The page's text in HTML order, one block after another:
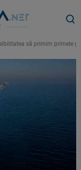
să primim primele